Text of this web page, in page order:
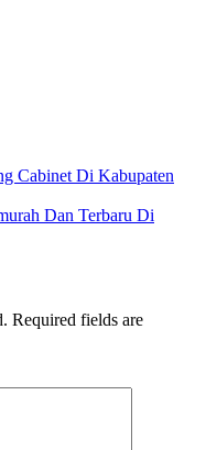
Cabinet Di Kabupaten
Dan Terbaru Di
Required fields are